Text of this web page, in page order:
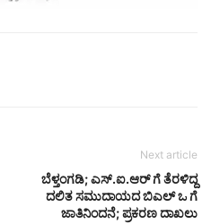
Next article
ಬೆಳ್ತಂಗಡಿ; ಎಸ್.ಐ.ಆರ್ ಗೆ ತೆರಳಿದ್ದ
ದಲಿತ ಸಮುದಾಯದ ಬಿಎಲ್ ಒ ಗೆ
ಜಾತಿನಿಂದನೆ; ಪ್ರಕರಣ ದಾಖಲು